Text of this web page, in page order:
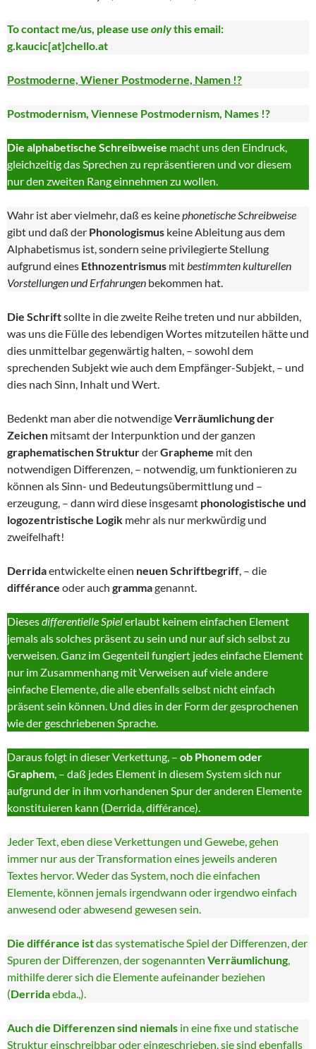
To contact me/us, please use onlythis email:
g.kaucic[at]chello.at
Postmoderne, Wiener Postmoderne, Namen !?
Postmodernism, Viennese Postmodernism, Names !?
Die alphabetische Schreibweise macht uns den Eindruck,
gleichzeitig das Sprechen zu repräsentieren und vor diesem
nur den zweiten Rang einnehmen zu wollen.
Wahr ist aber vielmehr, daß es keinephonetische Schreibweise
gibt und daß der Phonologismus keine Ableitung aus dem
Alphabetismus ist, sondern seine privilegierte Stellung
aufgrund eines Ethnozentrismus mitbestimmten kulturellen
Vorstellungen und Erfahrungen bekommen hat.
Die Schriftsollte in die zweite Reihe treten und nur abbilden,
was uns die Fülle des lebendigen Wortes mitzuteilen hätte und
dies unmittelbar gegenwärtig halten, – sowohl dem
sprechenden Subjekt wie auch dem Empfänger-Subjekt, – und
dies nach Sinn, Inhalt und Wert.
Bedenkt man aber die notwendigeVerräumlichung der
Zeichen mitsamt der Interpunktion und der ganzen
graphematischen StrukturderGrapheme mit den
notwendigen Differenzen, – notwendig, um funktionieren zu
können als Sinn- und Bedeutungsübermittlung und –
erzeugung, – dann wird diese insgesamt phonologistische und
logozentristische Logik mehr als nur merkwürdig und
zweifelhaft!
Derridaentwickelte einen neuen Schriftbegriff, – die
différance oder auch grammagenannt.
Diesesdifferentielle Spielerlaubt keinem einfachen Element
jemals als solches präsent zu sein und nur auf sich selbst zu
verweisen. Ganz im Gegenteil fungiert jedes einfache Element
nur im Zusammenhang mit Verweisen auf viele andere
einfache Elemente, die alle ebenfalls selbst nicht einfach
präsent sein können. Und dies in der Form der gesprochenen
wie der geschriebenen Sprache.
Daraus folgt in dieser Verkettung, – ob Phonem oder
Graphem, – daß jedes Element in diesem System sich nur
aufgrund der in ihm vorhandenen Spur der anderen Elemente
konstituieren kann (Derrida, différance).
Jeder Text, eben diese Verkettungen und Gewebe, gehen
immer nur aus der Transformation eines jeweils anderen
Textes hervor. Weder das System, noch die einfachen
Elemente, können jemals irgendwann oder irgendwo einfach
anwesend oder abwesend gewesen sein.
Die différance istdas systematische Spiel der Differenzen, der
Spuren der Differenzen, der sogenannten Verräumlichung,
mithilfe derer sich die Elemente aufeinander beziehen
(Derridaebda.,).
Auch die Differenzen sind niemals in eine fixe und statische
Struktur einschreibbar oder eingeschrieben, sie sind ebenfalls